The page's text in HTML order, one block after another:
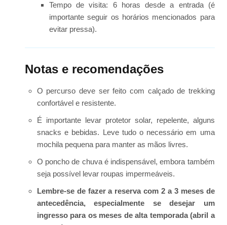
Tempo de visita: 6 horas desde a entrada (é
importante seguir os horários mencionados para
evitar pressa).
Notas e recomendações
O percurso deve ser feito com calçado de trekking
confortável e resistente.
É importante levar protetor solar, repelente, alguns
snacks e bebidas. Leve tudo o necessário em uma
mochila pequena para manter as mãos livres.
O poncho de chuva é indispensável, embora também
seja possível levar roupas impermeáveis.
Lembre-se de fazer a reserva com 2 a 3 meses de
antecedência, especialmente se desejar um
ingresso para os meses de alta temporada (abril a